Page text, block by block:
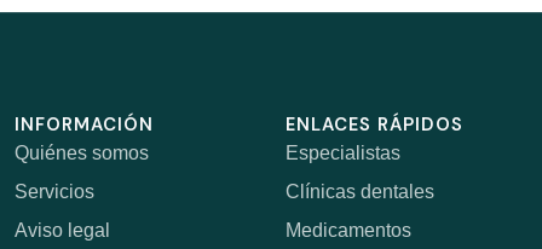
INFORMACIÓN
Quiénes somos
Servicios
Aviso legal
ENLACES RÁPIDOS
Especialistas
Clínicas dentales
Medicamentos